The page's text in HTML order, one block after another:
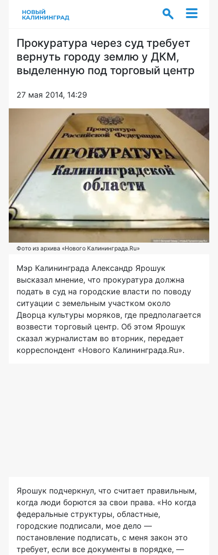
Прокуратура через суд требует
вернуть городу землю у ДКМ,
выделенную под торговый центр
27 мая 2014, 14:29
Фото из архива «Нового Калининграда.Ru»
Мэр Калининграда Александр Ярошук
высказал мнение, что прокуратура должна
подать в суд на городские власти по поводу
ситуации с земельным участком около
Дворца культуры моряков, где предполагается
возвести торговый центр. Об этом Ярошук
сказал журналистам во вторник, передает
корреспондент «Нового Калининграда.Ru».
Ярошук подчеркнул, что считает правильным,
когда люди борются за свои права. «Но когда
федеральные структуры, областные,
городские подписали, мое дело —
постановление подписать, с меня закон это
требует, если все документы в порядке, —